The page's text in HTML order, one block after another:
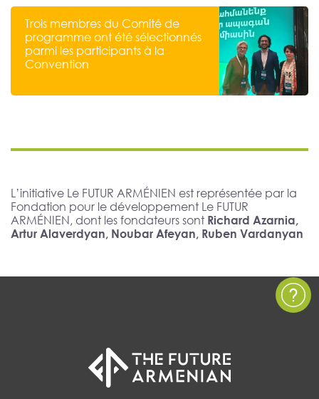
Trois membres du Comité de
programme ont été sélectionnés
parmi les participants à la
Convention
L’initiative Le FUTUR ARMÉNIEN est représentée par la
Fondation pour le développement Le FUTUR
ARMÉNIEN, dont les fondateurs sont Richard Azarnia,
Artur Alaverdyan, Noubar Afeyan, Ruben Vardanyan